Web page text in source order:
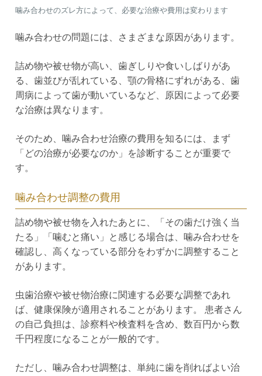
噛み合わせのズレ方によって、必要な治療や費用は変わります
噛み合わせの問題には、さまざまな原因があります。
詰め物や被せ物が高い、歯ぎしりや食いしばりがあ
る、歯並びが乱れている、顎の骨格にずれがある、歯
周病によって歯が動いているなど、原因によって必要
な治療は異なります。
そのため、噛み合わせ治療の費用を知るには、まず
「どの治療が必要なのか」を診断することが重要で
す。
噛み合わせ調整の費用
詰め物や被せ物を入れたあとに、「その歯だけ強く当
たる」「噛むと痛い」と感じる場合は、噛み合わせを
確認し、高くなっている部分をわずかに調整すること
があります。
虫歯治療や被せ物治療に関連する必要な調整であれ
ば、健康保険が適用されることがあります。 患者さん
の自己負担は、診察料や検査料を含め、数百円から数
千円程度になることが一般的です。
ただし、噛み合わせ調整は、単純に歯を削ればよい治